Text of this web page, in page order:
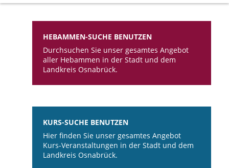
HEBAMMEN-SUCHE BENUTZEN
Durchsuchen Sie unser gesamtes Angebot
aller Hebammen in der Stadt und dem
Landkreis Osnabrück.
KURS-SUCHE BENUTZEN
Hier finden Sie unser gesamtes Angebot
Kurs-Veranstaltungen in der Stadt und dem
Landkreis Osnabrück.